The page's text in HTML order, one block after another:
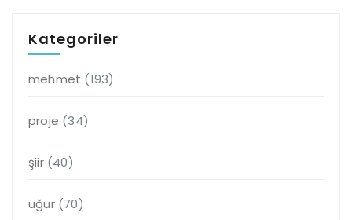
Kategoriler
mehmet (193)
proje (34)
şiir(40)
uğur(70)